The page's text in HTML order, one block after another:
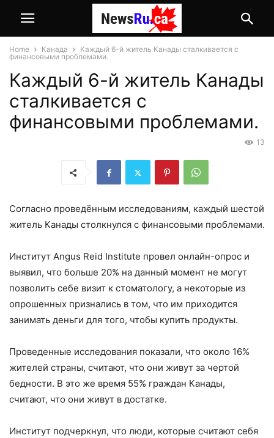
Home Канада
Каждый 6-й житель Канады сталкивается с
финансовыми проблемами.
Каждый 6-й житель Канады
сталкивается с
финансовыми проблемами.
13
Согласно проведённым исследованиям, каждый шестой
житель Канады столкнулся с финансовыми проблемами.
Институт Angus Reid Institute провел онлайн-опрос и
выявил, что больше 20% на данный момент не могут
позволить себе визит к стоматологу, а некоторые из
опрошенных признались в том, что им приходится
занимать деньги для того, чтобы купить продукты.
Проведенные исследования показали, что около 16%
жителей страны, считают, что они живут за чертой
бедности. В это же время 55% граждан Канады,
считают, что они живут в достатке.
Институт подчеркнул, что люди, которые считают себя